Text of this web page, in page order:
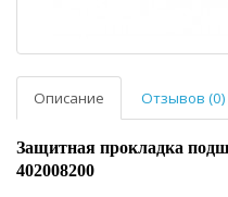
Описание Отзывов (0)
Защитная прокладка
402008200